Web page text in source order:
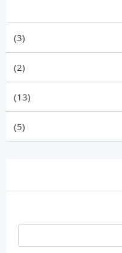
(3)
(2)
(13)
(5)